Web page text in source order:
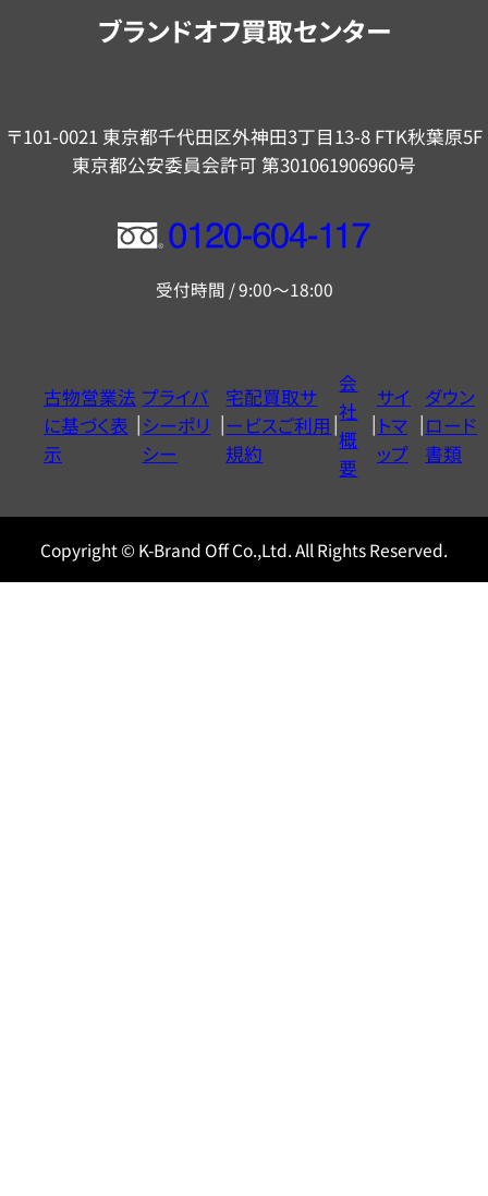
ブランドオフ買取センター
〒101-0021 東京都千代田区外神田3丁目13-8 FTK秋葉原5F
東京都公安委員会許可 第301061906960号
フ
ー
ヤ
ル
0120604117
受付時間 / 9:00～18:00
古物営業法
に基づく表
示
プライバ
シーポリ
シー
宅配買取サ
ービスご利用
規約
会
社
概
要
サイ
トマ
ップ
ダウン
ロード
書類
Copyright © K-Brand Off Co.,Ltd. All Rights Reserved.